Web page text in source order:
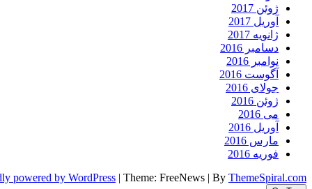
ژوئن 2017
آوریل 2017
ژانویه 2017
دسامبر 2016
نوامبر 2016
آگوست 2016
جولای 2016
ژوئن 2016
می 2016
آوریل 2016
مارس 2016
فوریه 2016
powered by WordPress | Theme: FreeNews | By ThemeSpiral.com